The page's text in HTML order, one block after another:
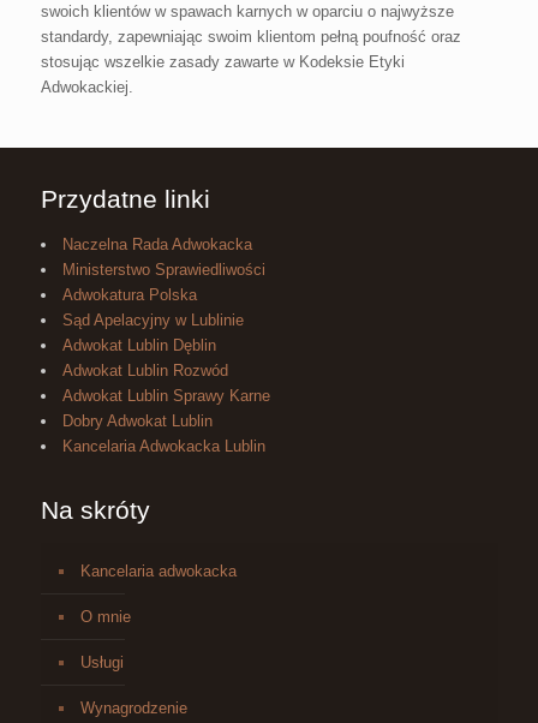
swoich klientów w spawach karnych w oparciu o najwyższe
standardy, zapewniając swoim klientom pełną poufność oraz
stosując wszelkie zasady zawarte w Kodeksie Etyki
Adwokackiej.
Przydatne linki
Naczelna Rada Adwokacka
Ministerstwo Sprawiedliwości
Adwokatura Polska
Sąd Apelacyjny w Lublinie
Adwokat Lublin Dęblin
Adwokat Lublin Rozwód
Adwokat Lublin Sprawy Karne
Dobry Adwokat Lublin
Kancelaria Adwokacka Lublin
Na skróty
Kancelaria adwokacka
O mnie
Usługi
Wynagrodzenie